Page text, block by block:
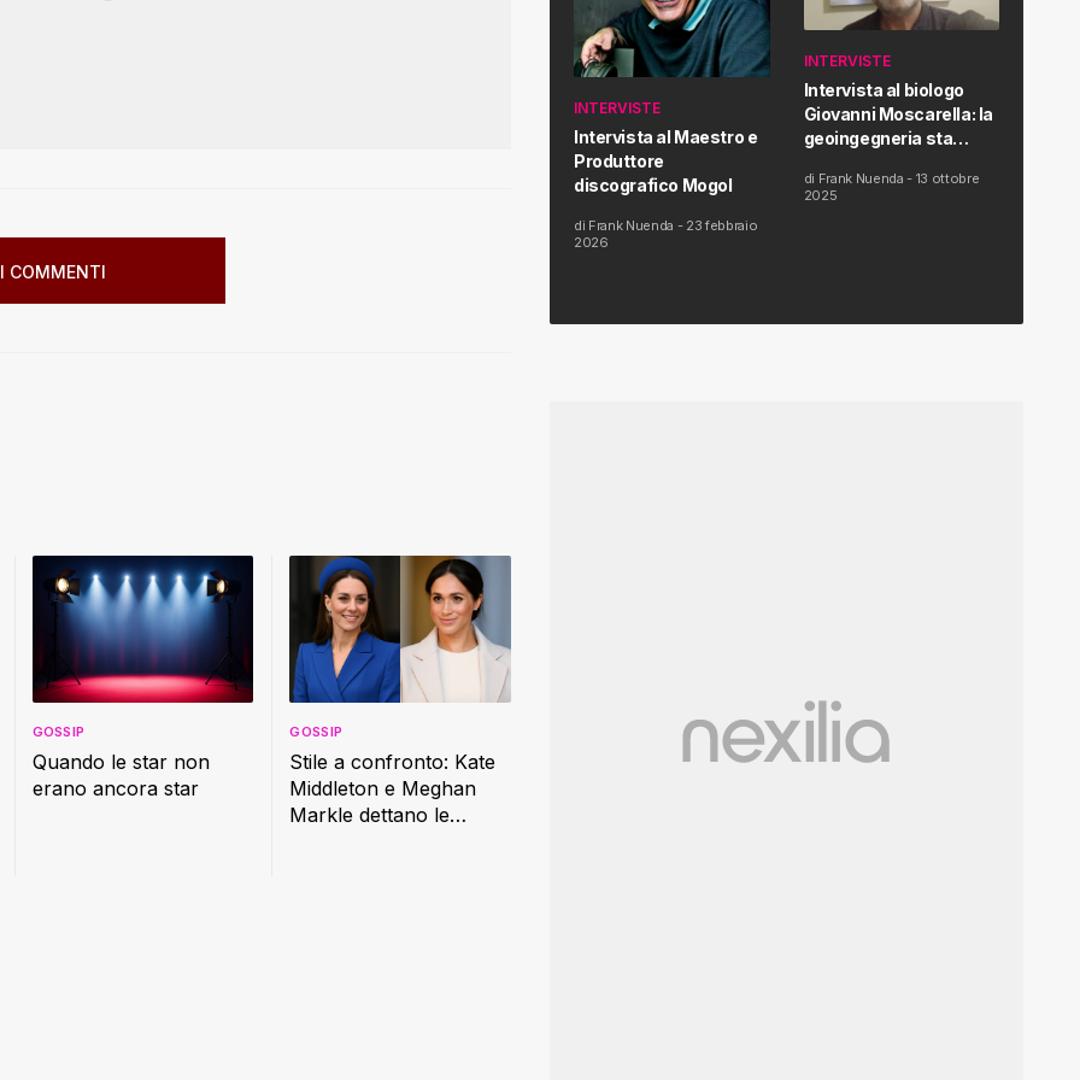
COMMENTI
Quando le star non
erano ancora star
GOSSIP
Stile a confronto: Kate
Middleton e Meghan
Markle dettano le
GOSSIP
INTERVISTE
Intervista al Maestro e
Produttore
discografico Mogol
di Frank Nuenda - 23 febbraio
2026
INTERVISTE
Intervista al biologo
Giovanni Moscarella: la
geoingegneria sta
salute dell’uomo
di Frank Nuenda - 13 ottobre
2025